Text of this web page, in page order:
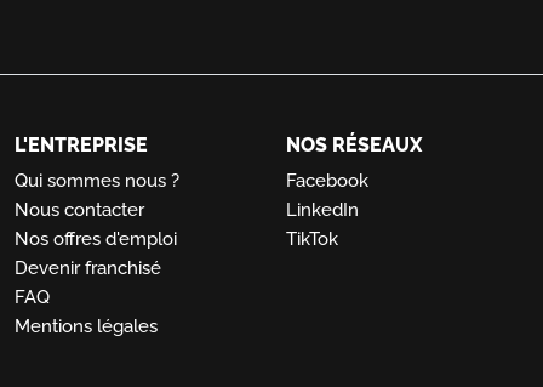
L'ENTREPRISE
Qui sommes nous ?
Nous contacter
Nos offres d'emploi
Devenir franchisé
FAQ
Mentions légales
NOS RÉSEAUX
Facebook
LinkedIn
TikTok